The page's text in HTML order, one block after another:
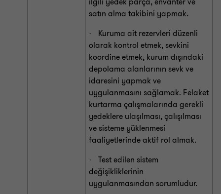
satın alma takibini yapmak.
·
Kuruma ait rezervleri düzenli
olarak kontrol etmek, sevkini
koordine etmek, kurum dışındaki
depolama alanlarının sevk ve
idaresini yapmak ve
uygulanmasını sağlamak. Felaket
kurtarma çalışmalarında gerekli
yedeklere ulaşılması, çalışılması
ve sisteme yüklenmesi
faaliyetlerinde aktif rol almak.
·
Test edilen sistem
değişikliklerinin
uygulanmasından sorumludur.